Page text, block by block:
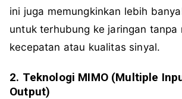
ini juga memungkinkan lebih
untuk terhubung ke jaringan tanpa
kecepatan atau kualitas sinyal.
2. Teknologi MIMO (Multiple
Output)